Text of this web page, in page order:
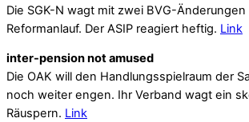
Die SGK-N wagt mit zwei BVG-
Reformanlauf. Der ASIP reagiert heftig. Link
inter-pension not amused
Die OAK will den Handlungsspielraum der
noch weiter engen. Ihr Verband wagt ein
Räuspern. Link